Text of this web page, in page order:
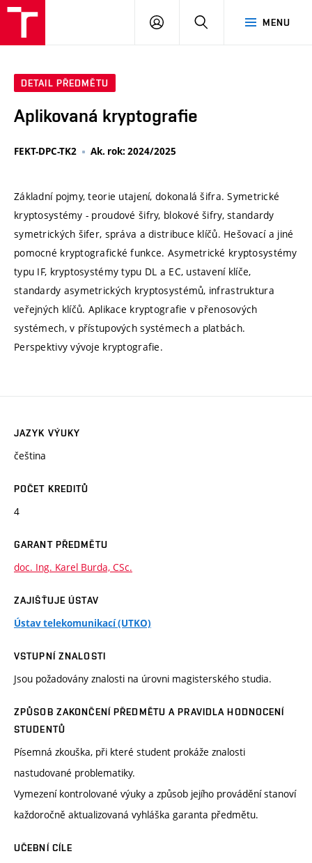
MENU
PŘIHLÁSIT
DETAIL PŘEDMĚTU
Aplikovaná kryptografie
FEKT-DPC-TK2 Ak. rok: 2024/2025
Základní pojmy, teorie utajení, dokonalá šifra. Symetrické
kryptosystémy - proudové šifry, blokové šifry, standardy
symetrických šifer, správa a distribuce klíčů. Hešovací a jiné
pomocné kryptografické funkce. Asymetrické kryptosystémy
typu IF, kryptosystémy typu DL a EC, ustavení klíče,
standardy asymetrických kryptosystémů, infrastruktura
veřejných klíčů. Aplikace kryptografie v přenosových
systémech, v přístupových systémech a platbách.
Perspektivy vývoje kryptografie.
JAZYK VÝUKY
čeština
POČET KREDITŮ
4
GARANT PŘEDMĚTU
doc. Ing. Karel Burda, CSc.
ZAJIŠŤUJE ÚSTAV
Ústav telekomunikací (UTKO)
VSTUPNÍ ZNALOSTI
Jsou požadovány znalosti na úrovni magisterského studia.
ZPŮSOB ZAKONČENÍ PŘEDMĚTU A PRAVIDLA HODNOCENÍ
STUDENTŮ
Písemná zkouška, při které student prokáže znalosti
nastudované problematiky.
Vymezení kontrolované výuky a způsob jejího provádění stanoví
každoročně aktualizovaná vyhláška garanta předmětu.
UČEBNÍ CÍLE